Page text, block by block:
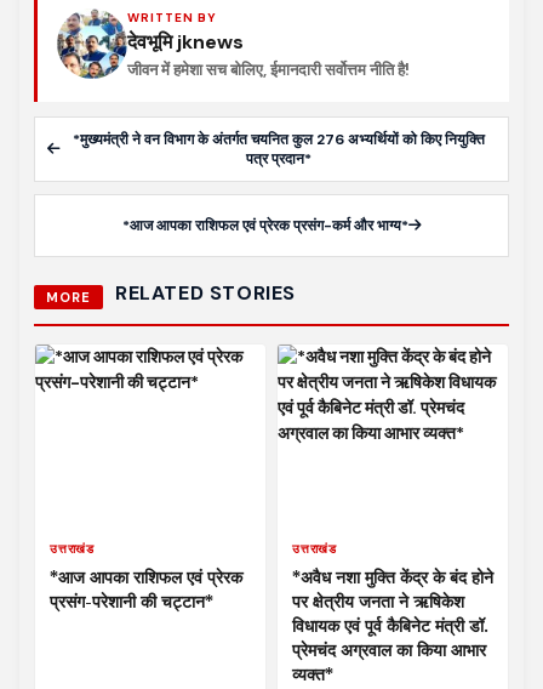
WRITTEN BY
देवभूमि jknews
जीवन में हमेशा सच बोलिए, ईमानदारी सर्वोत्तम नीति है!
*मुख्यमंत्री ने वन विभाग के अंतर्गत चयनित कुल 276 अभ्यर्थियों को किए नियुक्ति
पत्र प्रदान*
*आज आपका राशिफल एवं प्रेरक प्रसंग-कर्म और भाग्य*
MORE RELATED STORIES
उत्तराखंड
*आज आपका राशिफल एवं प्रेरक
प्रसंग-परेशानी की चट्टान*
उत्तराखंड
*अवैध नशा मुक्ति केंद्र के बंद होने
पर क्षेत्रीय जनता ने ऋषिकेश
विधायक एवं पूर्व कैबिनेट मंत्री डॉ.
प्रेमचंद अग्रवाल का किया आभार
व्यक्त*